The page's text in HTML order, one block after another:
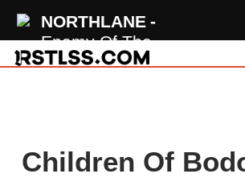
NORTHLANE
Enemy Of The
Night
main
Children Of